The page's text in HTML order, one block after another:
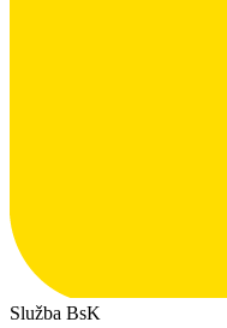
Služba BsK